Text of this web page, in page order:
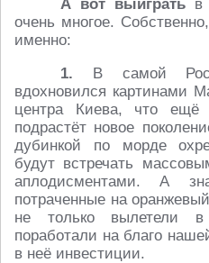
А вот выигратьв
очень многое.
именно:
1. В самой
вдохновился картинами
центра Киева, что ещё
подрастёт новое
дубинкой по морде
будут встречать
аплодисментами. А
потраченные на
не только вылетели
поработали на благо
в неё инвестиции.